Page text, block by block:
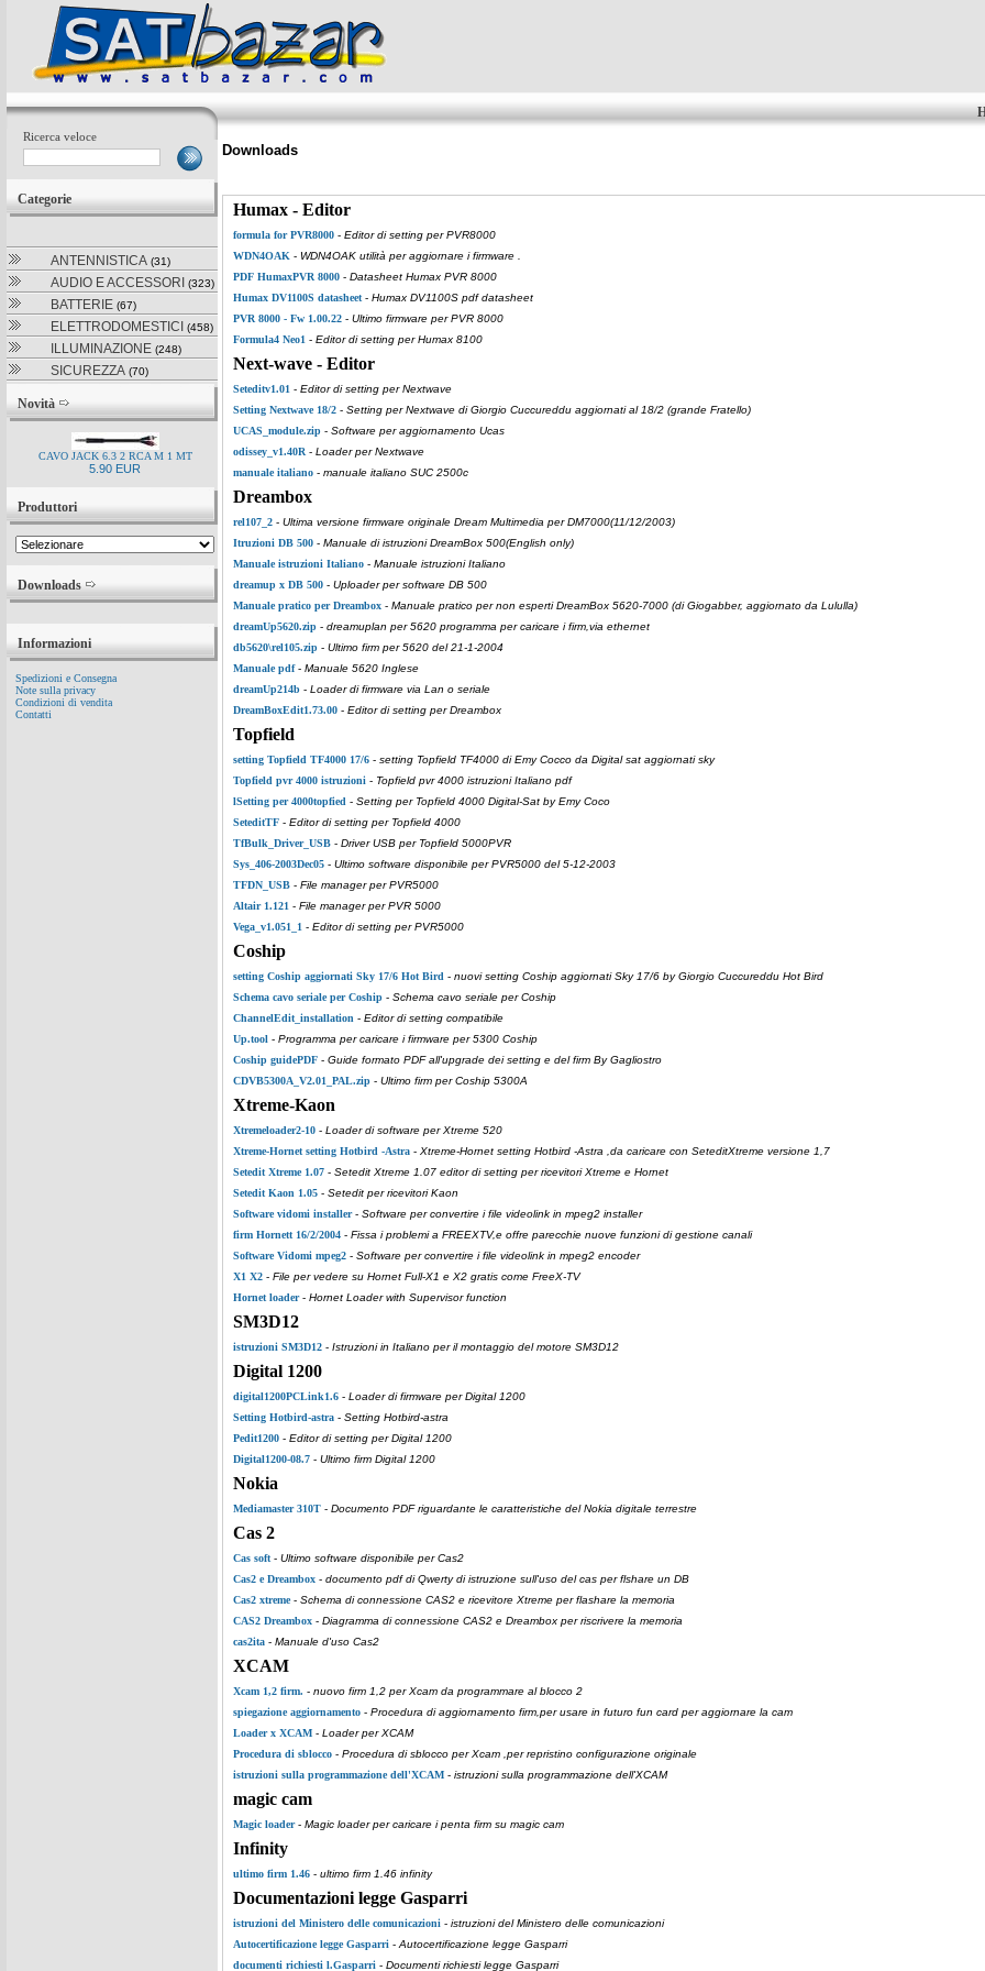
Ricerca veloce
Categorie
ANTENNISTICA (31)
AUDIO E ACCESSORI (323)
BATTERIE (67)
ELETTRODOMESTICI (458)
ILLUMINAZIONE (248)
SICUREZZA (70)
Novità
CAVO JACK 6.3 2 RCA M 1 MT
5.90 EUR
Produttori
Downloads
Informazioni
Spedizioni e Consegna
Note sulla privacy
Condizioni di vendita
Contatti
Downloads
Humax - Editor
formula for PVR8000 - Editor di setting per PVR8000
WDN4OAK - WDN4OAK utilità per aggiornare i firmware .
PDF HumaxPVR 8000 - Datasheet Humax PVR 8000
Humax DV1100S datasheet - Humax DV1100S pdf datasheet
PVR 8000 - Fw 1.00.22 - Ultimo firmware per PVR 8000
Formula4 Neo1 - Editor di setting per Humax 8100
Next-wave - Editor
Seteditv1.01 - Editor di setting per Nextwave
Setting Nextwave 18/2 - Setting per Nextwave di Giorgio Cuccureddu aggiornati al 18/2 (grande Fratello)
UCAS_module.zip - Software per aggiornamento Ucas
odissey_v1.40R - Loader per Nextwave
manuale italiano - manuale italiano SUC 2500c
Dreambox
rel107_2 - Ultima versione firmware originale Dream Multimedia per DM7000(11/12/2003)
Itruzioni DB 500 - Manuale di istruzioni DreamBox 500(English only)
Manuale istruzioni Italiano - Manuale istruzioni Italiano
dreamup x DB 500 - Uploader per software DB 500
Manuale pratico per Dreambox - Manuale pratico per non esperti DreamBox 5620-7000 (di Giogabber, aggiornato da Lululla)
dreamUp5620.zip - dreamuplan per 5620 programma per caricare i firm,via ethernet
db5620\rel105.zip - Ultimo firm per 5620 del 21-1-2004
Manuale pdf- Manuale 5620 Inglese
dreamUp214b - Loader di firmware via Lan o seriale
DreamBoxEdit1.73.00 - Editor di setting per Dreambox
Topfield
setting Topfield TF4000 17/6 - setting Topfield TF4000 di Emy Cocco da Digital sat aggiornati sky
Topfield pvr 4000 istruzioni - Topfield pvr 4000 istruzioni Italiano pdf
lSetting per 4000topfied - Setting per Topfield 4000 Digital-Sat by Emy Coco
SeteditTF - Editor di setting per Topfield 4000
TfBulk_Driver_USB - Driver USB per Topfield 5000PVR
Sys_406-2003Dec05 - Ultimo software disponibile per PVR5000 del 5-12-2003
TFDN_USB - File manager per PVR5000
Altair 1.121 - File manager per PVR 5000
Vega_v1.051_1 - Editor di setting per PVR5000
Coship
setting Coship aggiornati Sky 17/6 Hot Bird - nuovi setting Coship aggiornati Sky 17/6 by Giorgio Cuccureddu Hot Bird
Schema cavo seriale per Coship - Schema cavo seriale per Coship
ChannelEdit_installation - Editor di setting compatibile
Up.tool - Programma per caricare i firmware per 5300 Coship
Coship guidePDF - Guide formato PDF all'upgrade dei setting e del firm By Gagliostro
CDVB5300A_V2.01_PAL.zip - Ultimo firm per Coship 5300A
Xtreme-Kaon
Xtremeloader2-10 - Loader di software per Xtreme 520
Xtreme-Hornet setting Hotbird -Astra - Xtreme-Hornet setting Hotbird -Astra ,da caricare con SeteditXtreme versione 1,7
Setedit Xtreme 1.07 - Setedit Xtreme 1.07 editor di setting per ricevitori Xtreme e Hornet
Setedit Kaon 1.05 - Setedit per ricevitori Kaon
Software vidomi installer- Software per convertire i file videolink in mpeg2 installer
firm Hornett 16/2/2004 - Fissa i problemi a FREEXTV,e offre parecchie nuove funzioni di gestione canali
Software Vidomi mpeg2 - Software per convertire i file videolink in mpeg2 encoder
X1 X2 - File per vedere su Hornet Full-X1 e X2 gratis come FreeX-TV
Hornet loader- Hornet Loader with Supervisor function
SM3D12
istruzioni SM3D12 - Istruzioni in Italiano per il montaggio del motore SM3D12
Digital 1200
digital1200PCLink1.6 - Loader di firmware per Digital 1200
Setting Hotbird-astra - Setting Hotbird-astra
Pedit1200 - Editor di setting per Digital 1200
Digital1200-08.7 - Ultimo firm Digital 1200
Nokia
Mediamaster 310T - Documento PDF riguardante le caratteristiche del Nokia digitale terrestre
Cas 2
Cas soft - Ultimo software disponibile per Cas2
Cas2 e Dreambox - documento pdf di Qwerty di istruzione sull'uso del cas per flshare un DB
Cas2 xtreme- Schema di connessione CAS2 e ricevitore Xtreme per flashare la memoria
CAS2 Dreambox - Diagramma di connessione CAS2 e Dreambox per riscrivere la memoria
cas2ita - Manuale d'uso Cas2
XCAM
Xcam 1,2 firm. - nuovo firm 1,2 per Xcam da programmare al blocco 2
spiegazione aggiornamento - Procedura di aggiornamento firm,per usare in futuro fun card per aggiornare la cam
Loader x XCAM - Loader per XCAM
Procedura di sblocco - Procedura di sblocco per Xcam ,per repristino configurazione originale
istruzioni sulla programmazione dell'XCAM - istruzioni sulla programmazione dell'XCAM
magic cam
Magic loader- Magic loader per caricare i penta firm su magic cam
Infinity
ultimo firm 1.46 - ultimo firm 1.46 infinity
Documentazioni legge Gasparri
istruzioni del Ministero delle comunicazioni - istruzioni del Ministero delle comunicazioni
Autocertificazione legge Gasparri - Autocertificazione legge Gasparri
documenti richiesti l.Gasparri - Documenti richiesti legge Gasparri